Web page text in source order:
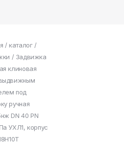
/ каталог/
/ Задвижка
клиновая
под
ручная
DN 40 PN
УХЛ1, корпус